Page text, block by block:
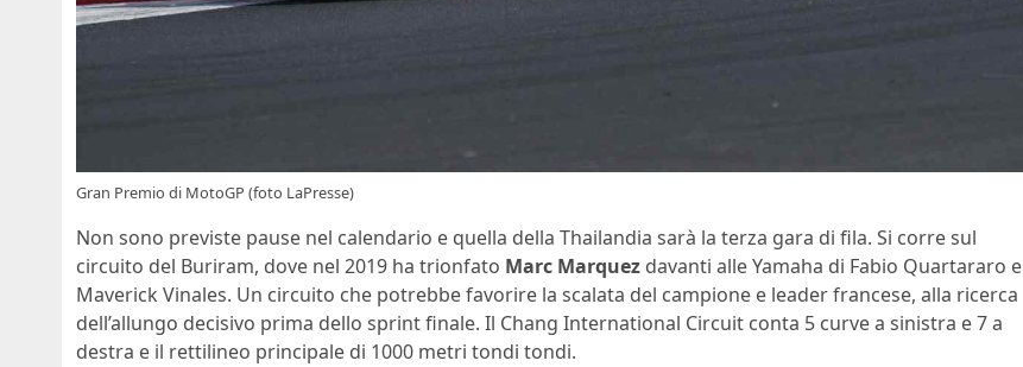
Gran Premio di MotoGP (foto LaPresse)
Non sono previste pause nel calendario e quella della Thailandia sarà la terza gara di fila. Si corre sul
circuito del Buriram, dove nel 2019 ha trionfato Marc Marquez davanti alle Yamaha di Fabio Quartararo e
Maverick Vinales. Un circuito che potrebbe favorire la scalata del campione e leader francese, alla ricerca
dell’allungo decisivo prima dello sprint finale. Il Chang International Circuit conta 5 curve a sinistra e 7 a
destra e il rettilineo principale di 1000 metri tondi tondi.